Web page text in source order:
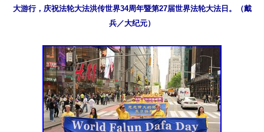
大游行，庆祝法轮大法洪传世界34周年暨第27届世界法轮大法日。（戴
兵／大纪元）